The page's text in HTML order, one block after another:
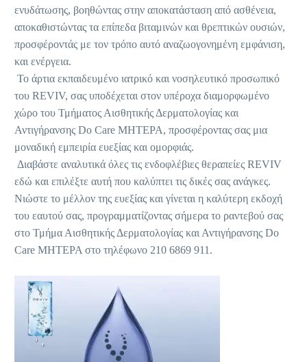
ενυδάτωσης, βοηθώντας στην αποκατάσταση από ασθένεια,
αποκαθιστώντας τα επίπεδα βιταμινών και θρεπτικών ουσιών,
προσφέροντάς με τον τρόπο αυτό αναζωογονημένη εμφάνιση,
και ενέργεια.
Το άρτια εκπαιδευμένο ιατρικό και νοσηλευτικό προσωπικό
του REVIV, σας υποδέχεται στον υπέροχα διαμορφωμένο
χώρο του Τμήματος Αισθητικής Δερματολογίας και
Αντιγήρανσης Do Care ΜΗΤΕΡΑ, προσφέροντας σας μια
μοναδική εμπειρία ευεξίας και ομορφιάς.
Διαβάστε αναλυτικά όλες τις ενδοφλέβιες θεραπείες REVIV
εδώ και επιλέξτε αυτή που καλύπτει τις δικές σας ανάγκες.
Νιώστε το μέλλον της ευεξίας και γίνεται η καλύτερη εκδοχή
του εαυτού σας, προγραμματίζοντας σήμερα το ραντεβού σας
στο Τμήμα Αισθητικής Δερματολογίας και Αντιγήρανσης Do
Care ΜΗΤΕΡΑ στο τηλέφωνο 210 6869 911.